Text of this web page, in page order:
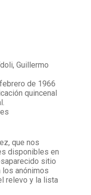
Guillermo
de 1966
quincenal
que nos
disponibles en
sitio
los anónimos
relevo y la lista